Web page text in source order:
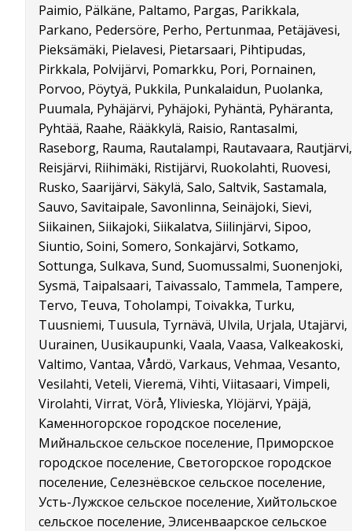
Paimio, Pälkäne, Paltamo, Pargas, Parikkala,
Parkano, Pedersöre, Perho, Pertunmaa, Petäjävesi,
Pieksämäki, Pielavesi, Pietarsaari, Pihtipudas,
Pirkkala, Polvijärvi, Pomarkku, Pori, Pornainen,
Porvoo, Pöytyä, Pukkila, Punkalaidun, Puolanka,
Puumala, Pyhäjärvi, Pyhäjoki, Pyhäntä, Pyhäranta,
Pyhtää, Raahe, Rääkkylä, Raisio, Rantasalmi,
Raseborg, Rauma, Rautalampi, Rautavaara, Rautjärvi,
Reisjärvi, Riihimäki, Ristijärvi, Ruokolahti, Ruovesi,
Rusko, Saarijärvi, Säkylä, Salo, Saltvik, Sastamala,
Sauvo, Savitaipale, Savonlinna, Seinäjoki, Sievi,
Siikainen, Siikajoki, Siikalatva, Siilinjärvi, Sipoo,
Siuntio, Soini, Somero, Sonkajärvi, Sotkamo,
Sottunga, Sulkava, Sund, Suomussalmi, Suonenjoki,
Sysmä, Taipalsaari, Taivassalo, Tammela, Tampere,
Tervo, Teuva, Toholampi, Toivakka, Turku,
Tuusniemi, Tuusula, Tyrnävä, Ulvila, Urjala, Utajärvi,
Uurainen, Uusikaupunki, Vaala, Vaasa, Valkeakoski,
Valtimo, Vantaa, Vårdö, Varkaus, Vehmaa, Vesanto,
Vesilahti, Veteli, Vieremä, Vihti, Viitasaari, Vimpeli,
Virolahti, Virrat, Vörå, Ylivieska, Ylöjärvi, Ypäjä,
Каменногорское городское поселение,
Мийнальское сельское поселение, Приморское
городское поселение, Светогорское городское
поселение, Селезнёвское сельское поселение,
Усть-Лужское сельское поселение, Хийтольское
сельское поселение, Элисенваарское сельское